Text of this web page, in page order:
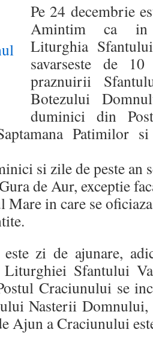
Pe 24 decembrie
Amintim ca in
Liturghia
savarseste de
praznuirii
Botezului
duminici din
Patimilor
si zile de peste an
de Aur, exceptie
Mare in care se
zi de ajunare,
Liturghiei Sfantului
Craciunului se
Nasterii
Ajun a Craciunului